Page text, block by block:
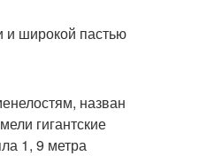
и широкой пастью
назван
гигантские
1, 9 метра